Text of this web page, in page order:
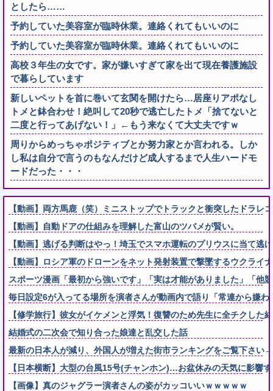
としたら……
予約していた美容室が臨時休業。連絡くれてもいいのに
予約していた美容室が臨時休業。連絡くれてもいいのに
高校３年生の女です。家が嫌いすぎて家を出て現在養護施設
で暮らしています
新しいペットを首に巻いて玄関を開けたら…居座りアポなし
トメと鉢合わせ！絶叫して20秒で逃亡したトメ「捨てないと
二度と行ってあげない！」←もう来なくて大丈夫ですｗ
周りからめっちゃポジティブとか努力家とか言われる。しか
し私は自分で言うのもなんだけど成人するまで人生ハードモ
ードだった・・・
【動画】両方馬鹿（笑）ミニストップでトラックと衝突したドラレ
【動画】自動ドアの仕組みを理解した富山のツバメが賢い。
【動画】逃げる判断はやっ！埼玉でスマホ運転のプリウスに当て逃
【動画】ロシア軍のドローンをネット発射装置で撃墜するウクライ
スポーツ漫画「最初から強いです」「実は才能がありました」「他
毎日設定6が入ってる場所を演者さんが動画内で語り「常連から嫌わ
【修学旅行】彼女がイケメンと浮気！復讐のため先生に全チクした
結婚式の二次会で知り合った娘達と乱交した話
最新の日本人が減り、外国人が増えた街市ランキングをご覧下さい
【日本横断】大型の台風15号(チャンホン)…お盆休みの天気に影響
【画像】真のジャグラー演者さんの姿がカッコいいｗｗｗｗｗ